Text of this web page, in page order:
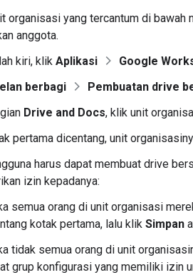
organisasi yang tercantum di bawah
anggota.
kiri, klik Aplikasi Google
berbagi Pembuatan drive
Drive and Docs, klik unit
pertama dicentang, unit
harus dapat membuat drive
izin kepadanya:
semua orang di unit organisasi
kotak pertama, lalu klik Simpan
tidak semua orang di unit
grup konfigurasi yang memiliki izin